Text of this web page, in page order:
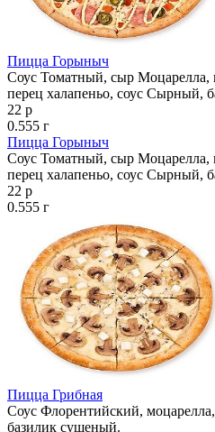
Пицца Горыныч
Соус Томатный, сыр Моцарелла,
перец халапеньо, соус Сырный,
22 р
0.555 г
Пицца Горыныч
Соус Томатный, сыр Моцарелла,
перец халапеньо, соус Сырный,
22 р
0.555 г
Пицца Грибная
Соус Флорентийский,
базилик сушеный.